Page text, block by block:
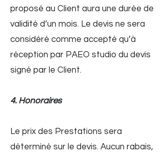
proposé au Client aura une durée de
validité d’un mois. Le devis ne sera
considéré comme accepté qu’à
réception par PAEO studio du devis
signé par le Client.
4. Honoraires
Le prix des Prestations sera
déterminé sur le devis. Aucun rabais,